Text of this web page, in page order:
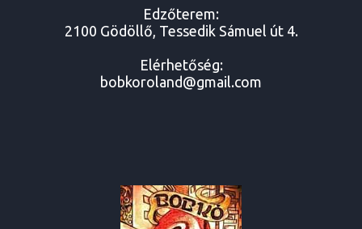
Edzőterem:
2100 Gödöllő, Tessedik Sámuel út 4.
Elérhetőség:
bobkoroland@gmail.com